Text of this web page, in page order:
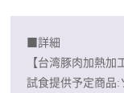
■詳細
【台湾豚肉加熱加
試食提供予定商品